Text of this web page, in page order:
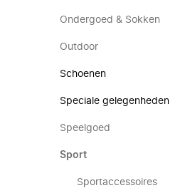
Ondergoed & Sokken
Outdoor
Schoenen
Speciale gelegenheden
Speelgoed
Sport
Sportaccessoires